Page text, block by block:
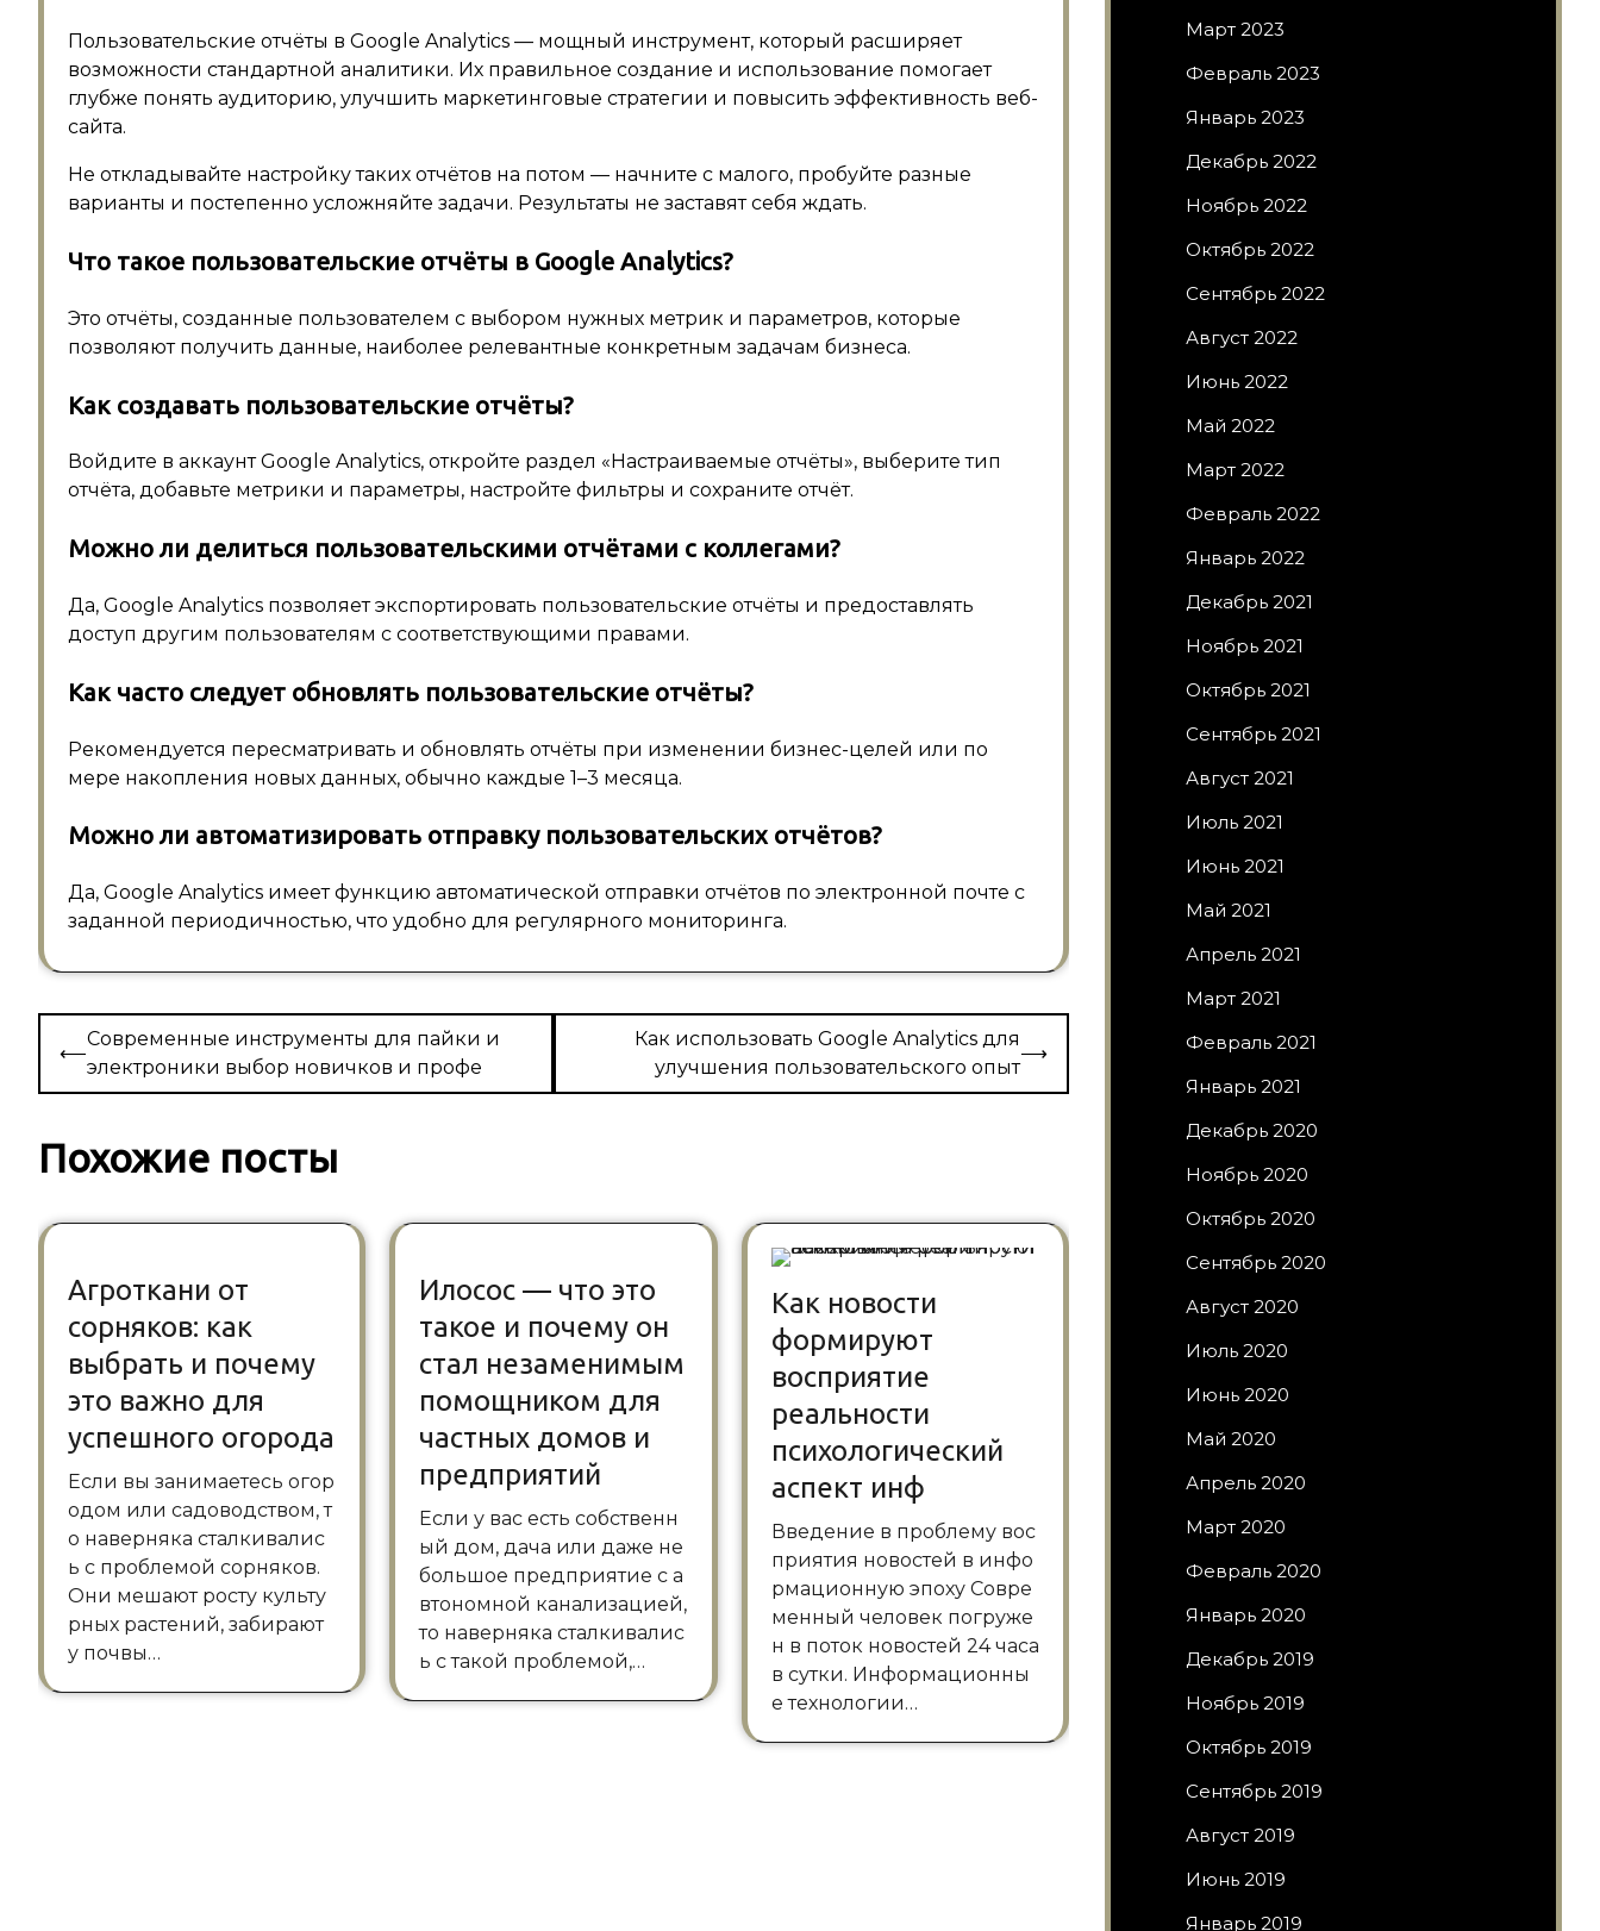
Пользовательские отчёты в Google Analytics — мощный инструмент, который расширяет
возможности стандартной аналитики. Их правильное создание и использование помогает
глубже понять аудиторию, улучшить маркетинговые стратегии и повысить эффективность веб-
сайта.
Не откладывайте настройку таких отчётов на потом — начните с малого, пробуйте разные
варианты и постепенно усложняйте задачи. Результаты не заставят себя ждать.
Что такое пользовательские отчёты в Google Analytics?
Это отчёты, созданные пользователем с выбором нужных метрик и параметров, которые
позволяют получить данные, наиболее релевантные конкретным задачам бизнеса.
Как создавать пользовательские отчёты?
Войдите в аккаунт Google Analytics, откройте раздел «Настраиваемые отчёты», выберите тип
отчёта, добавьте метрики и параметры, настройте фильтры и сохраните отчёт.
Можно ли делиться пользовательскими отчётами с коллегами?
Да, Google Analytics позволяет экспортировать пользовательские отчёты и предоставлять
доступ другим пользователям с соответствующими правами.
Как часто следует обновлять пользовательские отчёты?
Рекомендуется пересматривать и обновлять отчёты при изменении бизнес-целей или по
мере накопления новых данных, обычно каждые 1–3 месяца.
Можно ли автоматизировать отправку пользовательских отчётов?
Да, Google Analytics имеет функцию автоматической отправки отчётов по электронной почте с
заданной периодичностью, что удобно для регулярного мониторинга.
Навигация
по
⟵
Современные инструменты для пайки и
электроники выбор новичков и профе
Как использовать Google Analytics для
улучшения пользовательского опыт
⟶
Похожие посты
Агроткани от
сорняков: как
выбрать и почему
это важно для
успешного огорода
Если вы занимаетесь огор
одом или садоводством, т
о наверняка сталкивалис
ь с проблемой сорняков.
Они мешают росту культу
рных растений, забирают
у почвы…
Илосос — что это
такое и почему он
стал незаменимым
помощником для
частных домов и
предприятий
Если у вас есть собственн
ый дом, дача или даже не
большое предприятие с а
втономной канализацией,
то наверняка сталкивалис
ь с такой проблемой,…
Как новости
формируют
восприятие
реальности
психологический
аспект инф
Введение в проблему вос
приятия новостей в инфо
рмационную эпоху Совре
менный человек погруже
н в поток новостей 24 часа
в сутки. Информационны
е технологии…
Март 2023
Февраль 2023
Январь 2023
Декабрь 2022
Ноябрь 2022
Октябрь 2022
Сентябрь 2022
Август 2022
Июнь 2022
Май 2022
Март 2022
Февраль 2022
Январь 2022
Декабрь 2021
Ноябрь 2021
Октябрь 2021
Сентябрь 2021
Август 2021
Июль 2021
Июнь 2021
Май 2021
Апрель 2021
Март 2021
Февраль 2021
Январь 2021
Декабрь 2020
Ноябрь 2020
Октябрь 2020
Сентябрь 2020
Август 2020
Июль 2020
Июнь 2020
Май 2020
Апрель 2020
Март 2020
Февраль 2020
Январь 2020
Декабрь 2019
Ноябрь 2019
Октябрь 2019
Сентябрь 2019
Август 2019
Июнь 2019
Январь 2019